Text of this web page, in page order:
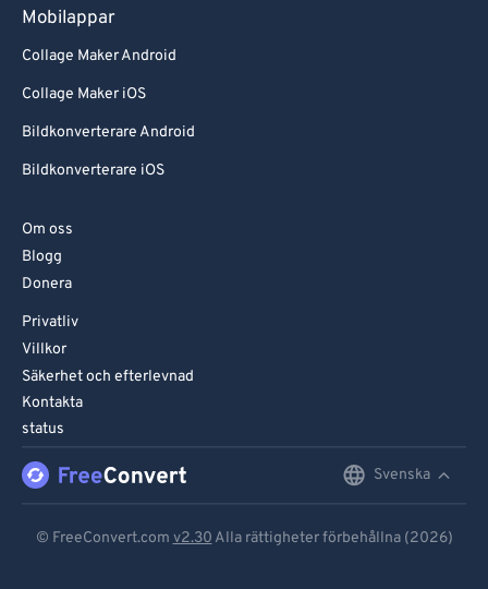
Mobilappar
Collage Maker Android
Collage Maker iOS
Bildkonverterare Android
Bildkonverterare iOS
Om oss
Blogg
Donera
Privatliv
Villkor
Säkerhet och efterlevnad
Kontakta
status
Svenska
© FreeConvert.com v2.30 Alla rättigheter förbehållna (2026)